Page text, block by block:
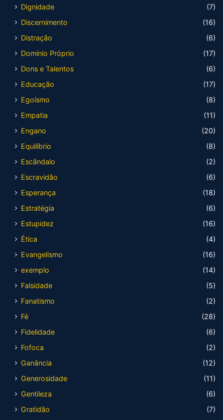
Dignidade
(7)
Discernimento
(16)
Distração
(6)
Domínio Próprio
(17)
Dons e Talentos
(6)
Educação
(17)
Egoísmo
(8)
Empatia
(11)
Engano
(20)
Equilíbrio
(8)
Escândalo
(2)
Escravidão
(6)
Esperança
(18)
Estratégia
(6)
Estupidez
(16)
Ética
(4)
Evangelismo
(16)
exemplo
(14)
Falsidade
(5)
Fanatismo
(2)
Fé
(28)
Fidelidade
(6)
Fofoca
(2)
Ganância
(12)
Generosidade
(11)
Gentileza
(6)
Gratidão
(7)